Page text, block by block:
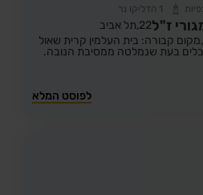
1 הדליקו נר
ז"ל22, תל אביב
מקום קבורה: בית העלמין קרית שאול
בעת שנמלטה ממסיבת הנובה.
לפוסט המלא